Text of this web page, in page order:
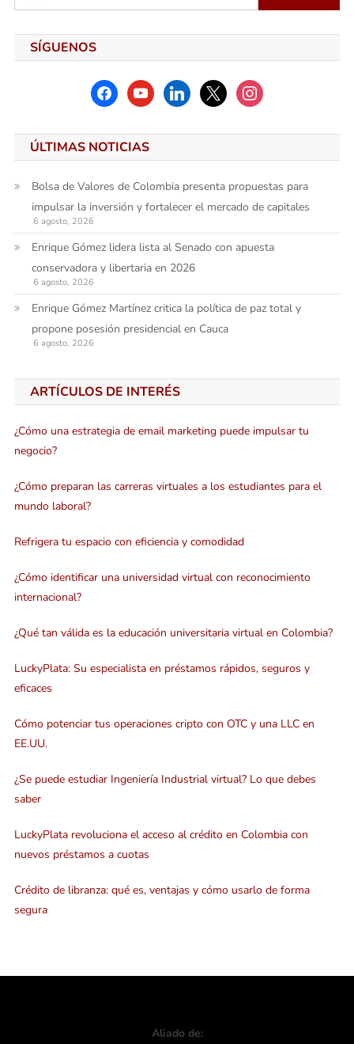
SÍGUENOS
facebookyoutubelinkedinx instagram
ÚLTIMAS NOTICIAS
Bolsa de Valores de Colombia presenta propuestas para
impulsar la inversión y fortalecer el mercado de capitales
6 agosto, 2026
Enrique Gómez lidera lista al Senado con apuesta
conservadora y libertaria en 2026
6 agosto, 2026
Enrique Gómez Martínez critica la política de paz total y
propone posesión presidencial en Cauca
6 agosto, 2026
ARTÍCULOS DE INTERÉS
¿Cómo una estrategia de email marketing puede impulsar tu
negocio?
¿Cómo preparan las carreras virtuales a los estudiantes para el
mundo laboral?
Refrigera tu espacio con eficiencia y comodidad
¿Cómo identificar una universidad virtual con reconocimiento
internacional?
¿Qué tan válida es la educación universitaria virtual en Colombia?
LuckyPlata: Su especialista en préstamos rápidos, seguros y
eficaces
Cómo potenciar tus operaciones cripto con OTC y una LLC en
EE.UU.
¿Se puede estudiar Ingeniería Industrial virtual? Lo que debes
saber
LuckyPlata revoluciona el acceso al crédito en Colombia con
nuevos préstamos a cuotas
Crédito de libranza: qué es, ventajas y cómo usarlo de forma
segura
Aliado de: